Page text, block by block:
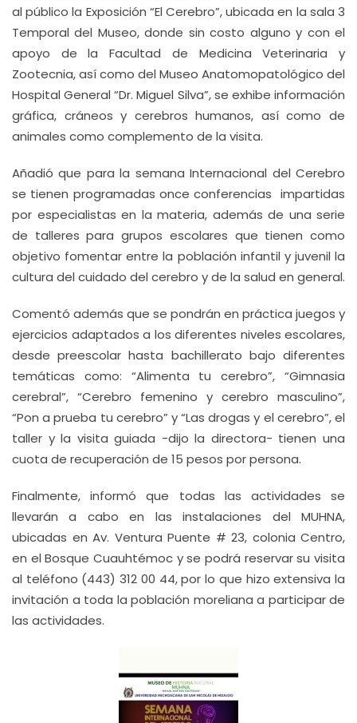
al público la Exposición “El Cerebro”, ubicada en la sala 3
Temporal del Museo, donde sin costo alguno y con el
apoyo de la Facultad de Medicina Veterinaria y
Zootecnia, así como del Museo Anatomopatológico del
Hospital General “Dr. Miguel Silva”, se exhibe información
gráfica, cráneos y cerebros humanos, así como de
animales como complemento de la visita.
Añadió que para la semana Internacional del Cerebro
se tienen programadas once conferencias impartidas
por especialistas en la materia, además de una serie
de talleres para grupos escolares que tienen como
objetivo fomentar entre la población infantil y juvenil la
cultura del cuidado del cerebro y de la salud en general.
Comentó además que se pondrán en práctica juegos y
ejercicios adaptados a los diferentes niveles escolares,
desde preescolar hasta bachillerato bajo diferentes
temáticas como: “Alimenta tu cerebro”, “Gimnasia
cerebral”, “Cerebro femenino y cerebro masculino”,
“Pon a prueba tu cerebro” y “Las drogas y el cerebro”, el
taller y la visita guiada -dijo la directora- tienen una
cuota de recuperación de 15 pesos por persona.
Finalmente, informó que todas las actividades se
llevarán a cabo en las instalaciones del MUHNA,
ubicadas en Av. Ventura Puente # 23, colonia Centro,
en el Bosque Cuauhtémoc y se podrá reservar su visita
al teléfono (443) 312 00 44, por lo que hizo extensiva la
invitación a toda la población moreliana a participar de
las actividades.